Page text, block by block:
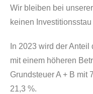
Wir bleiben bei
keinen
In 2023 wird der
mit einem höheren
Grundsteuer A + B mit
21,3 %.